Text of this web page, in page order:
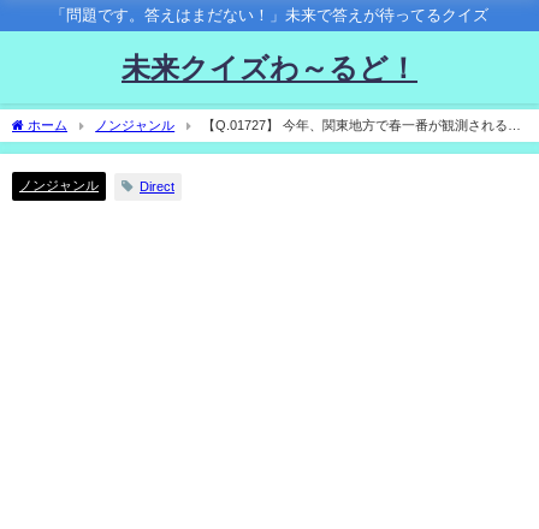
「問題です。答えはまだない！」未来で答えが待ってるクイズ
未来クイズわ～るど！
ホーム ノンジャンル
【Q.01727】 今年、関東地方で春一番が観測されるの
はいつ？
ノンジャンル Direct